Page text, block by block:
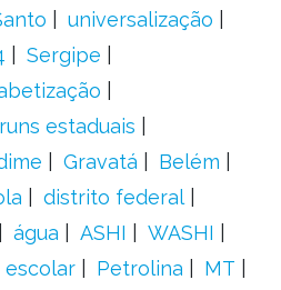
universalização
Sergipe
estaduais
Gravatá
Belém
distrito federal
água ASHI
WASHI
escolar Petrolina
MT